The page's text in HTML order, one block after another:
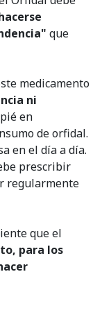
que
medicamento
ni
en
de orfidal.
en el día a día.
prescribir
regularmente
que el
para los